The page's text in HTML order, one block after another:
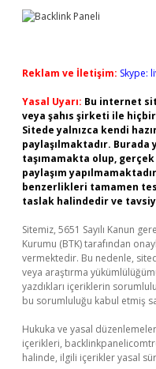
Reklam ve İletişim: Skype:
Yasal Uyarı: Bu internet
veya şahıs şirketi ile
Sitede yalnızca kendi
paylaşılmaktadır.
taşımamakta olup,
paylaşım
benzerlikleri tamamen
taslak halindedir ve
Sitemiz, 5651 Sayılı Kanun
Kurumu (BTK) tarafından
vermektedir. Bu nedenle,
veya araştırma
yazdıkları içeriklerin
bu sorumluluğu kabul etmiş
Hukuka ve yasal
içerikleri,
halinde, ilgili içerikler yasal